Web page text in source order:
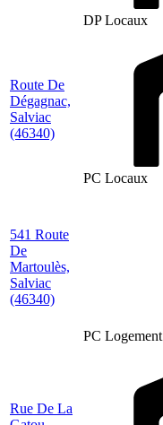
DP Locaux
Route De
Dégagnac,
Salviac
(46340)
PC Locaux
541 Route
De
Martoulès,
Salviac
(46340)
PC Logement
Rue De La